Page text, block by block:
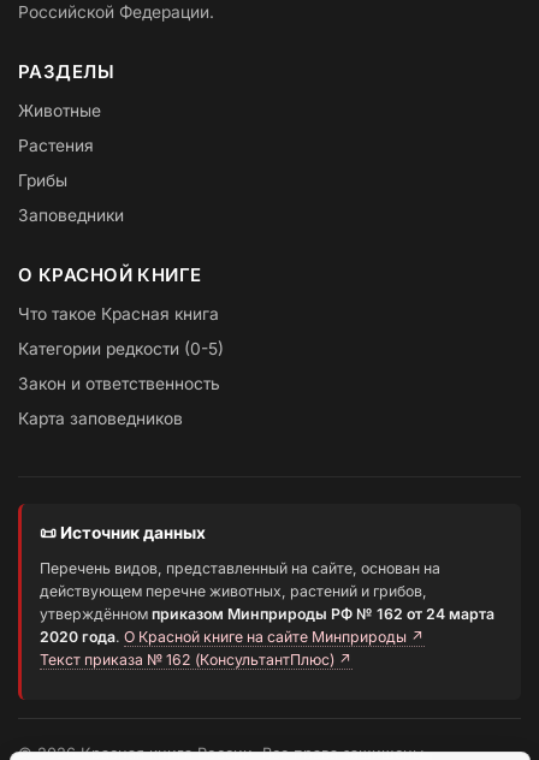
Российской Федерации.
РАЗДЕЛЫ
Животные
Растения
Грибы
Заповедники
О КРАСНОЙ КНИГЕ
Что такое Красная книга
Категории редкости (0-5)
Закон и ответственность
Карта заповедников
📜 Источник данных
Перечень видов, представленный на сайте, основан на
действующем перечне животных, растений и грибов,
утверждённом приказом Минприроды РФ № 162 от 24 марта
2020 года. О Красной книге на сайте Минприроды ↗
Текст приказа № 162 (КонсультантПлюс) ↗
© 2026 Красная книга России. Все права защищены.